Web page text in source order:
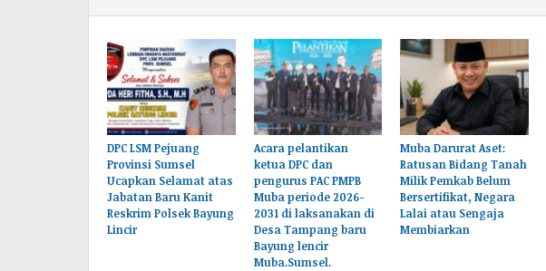
DPC LSM Pejuang
Provinsi Sumsel
Ucapkan Selamat atas
Jabatan Baru Kanit
Reskrim Polsek Bayung
Lincir
Acara pelantikan
ketua DPC dan
pengurus PAC PMPB
Muba periode 2026-
2031 di laksanakan di
Desa Tampang baru
Bayung lencir
Muba.Sumsel.
Muba Darurat Aset:
Ratusan Bidang Tanah
Milik Pemkab Belum
Bersertifikat, Negara
Lalai atau Sengaja
Membiarkan